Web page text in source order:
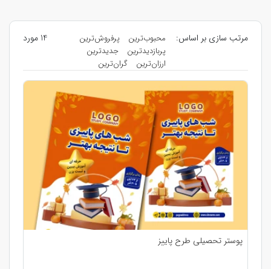
مرتب سازی بر اساس: محبوب‌ترین
پرفروش‌ترین
پربازدیدترین
جدیدترین
ارزان‌ترین
گران‌ترین
14 مورد
پوستر تحصیلی طرح پاییز